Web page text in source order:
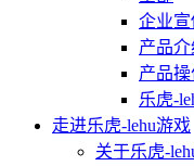
企业宣
产品介
产品
乐虎-
走进乐虎-lehu游戏
关于乐虎-